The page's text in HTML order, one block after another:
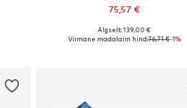
75,57 €
Saadaolevad suurused: XS, S, M, XL
Algselt: 139,00 €
Viimane madalaim hind:76,71 €-1%